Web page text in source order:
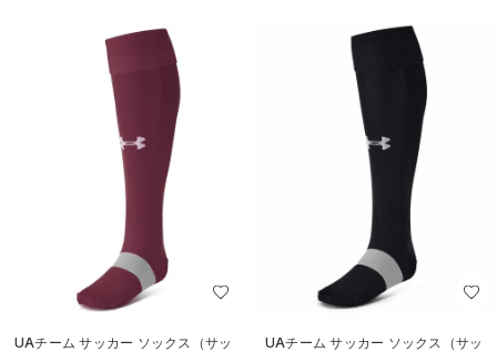
UAチーム サッカー ソックス（サッ
UAチーム サッカー ソックス（サッ